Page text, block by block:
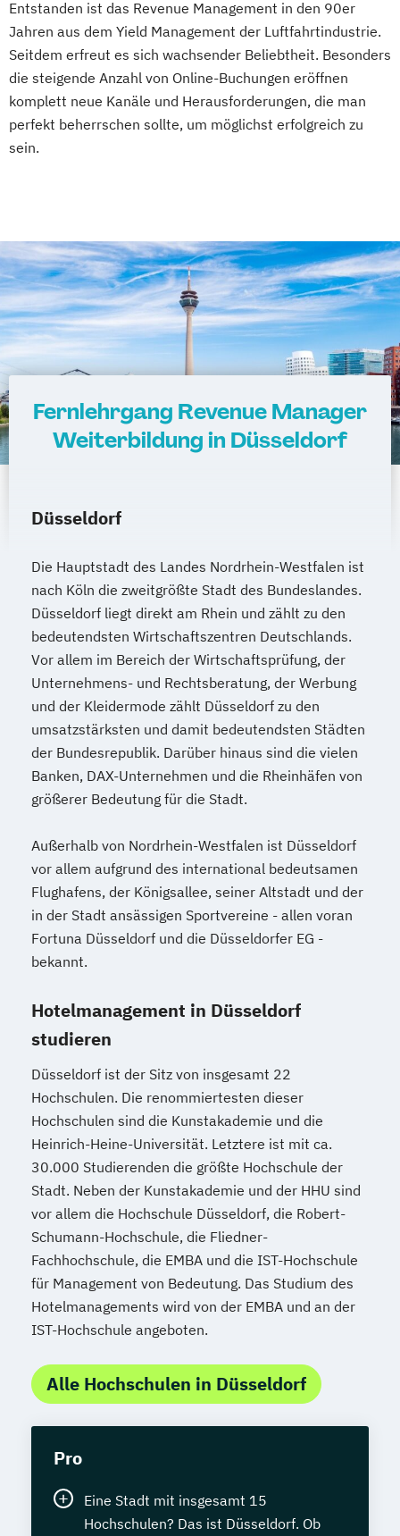
Entstanden ist das Revenue Management in den 90er
Jahren aus dem Yield Management der Luftfahrtindustrie.
Seitdem erfreut es sich wachsender Beliebtheit. Besonders
die steigende Anzahl von Online-Buchungen eröffnen
komplett neue Kanäle und Herausforderungen, die man
perfekt beherrschen sollte, um möglichst erfolgreich zu
sein.
Fernlehrgang Revenue Manager
Weiterbildung in Düsseldorf
Düsseldorf
Die Hauptstadt des Landes Nordrhein-Westfalen ist
nach Köln die zweitgrößte Stadt des Bundeslandes.
Düsseldorf liegt direkt am Rhein und zählt zu den
bedeutendsten Wirtschaftszentren Deutschlands.
Vor allem im Bereich der Wirtschaftsprüfung, der
Unternehmens- und Rechtsberatung, der Werbung
und der Kleidermode zählt Düsseldorf zu den
umsatzstärksten und damit bedeutendsten Städten
der Bundesrepublik. Darüber hinaus sind die vielen
Banken, DAX-Unternehmen und die Rheinhäfen von
größerer Bedeutung für die Stadt.
Außerhalb von Nordrhein-Westfalen ist Düsseldorf
vor allem aufgrund des international bedeutsamen
Flughafens, der Königsallee, seiner Altstadt und der
in der Stadt ansässigen Sportvereine - allen voran
Fortuna Düsseldorf und die Düsseldorfer EG -
bekannt.
Hotelmanagement in Düsseldorf
studieren
Düsseldorf ist der Sitz von insgesamt 22
Hochschulen. Die renommiertesten dieser
Hochschulen sind die Kunstakademie und die
Heinrich-Heine-Universität. Letztere ist mit ca.
30.000 Studierenden die größte Hochschule der
Stadt. Neben der Kunstakademie und der HHU sind
vor allem die Hochschule Düsseldorf, die Robert-
Schumann-Hochschule, die Fliedner-
Fachhochschule, die EMBA und die IST-Hochschule
für Management von Bedeutung. Das Studium des
Hotelmanagements wird von der EMBA und an der
IST-Hochschule angeboten.
Alle Hochschulen in Düsseldorf
Pro
Eine Stadt mit insgesamt 15
Hochschulen? Das ist Düsseldorf. Ob